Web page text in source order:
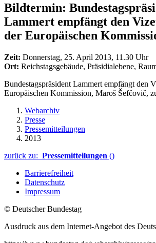
Bildtermin:
Lammert empfängt den
der Europäischen
Zeit: Donnerstag, 25. April 2013, 11.30 Uhr
Ort: Reichstagsgebäude, Präsidialebene,
Bundestagspräsident Lammert empfängt den
Europäischen Kommission, Maroš Šefčovič,
Webarchiv
Presse
Pressemitteilungen
2013
zurück zu: Pressemitteilungen ()
Barrierefreiheit
Datenschutz
Impressum
© Deutscher Bundestag
Ausdruck aus dem Internet-Angebot des